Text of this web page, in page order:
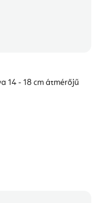
14 - 18 cm átmérőjű